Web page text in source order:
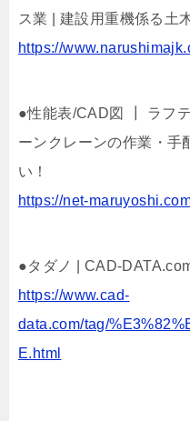
ス業 | 建設用重機係る土
https://
●性能表/CAD図 ┃ ラフ
ーンクレーンの作業・手
い！
https://net-
●タダノ | CAD-
https://www.cad-
data.com/tag/
E.html